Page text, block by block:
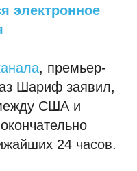
электронное
, премьер-
Шариф заявил,
США и
24 часов.